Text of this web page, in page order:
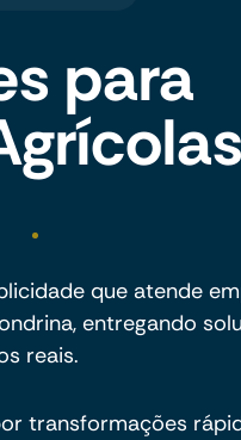
para
que atende
entregando
reais.
transformações